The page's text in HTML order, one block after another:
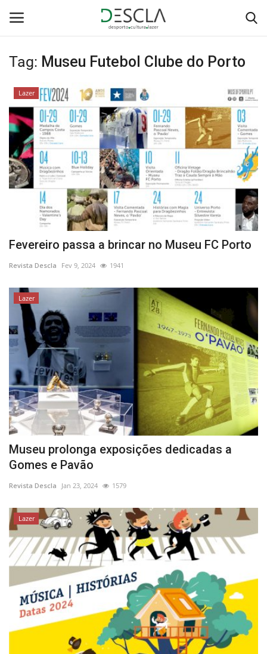
Login Registar
Home
...by Descla
Desporto
Contactos
Sobre Nós
Estatuto Editorial
Saúde
Ficha técnica
Cultura
Lazer
Tag: Museu Futebol Clube do Porto
Lazer
Fevereiro passa a brincar no Museu FC Porto
Revista Descla Fev 9, 2024 1941
Lazer
Museu prolonga exposições dedicadas a
Gomes e Pavão
Revista Descla Jan 23, 2024 1579
Lazer